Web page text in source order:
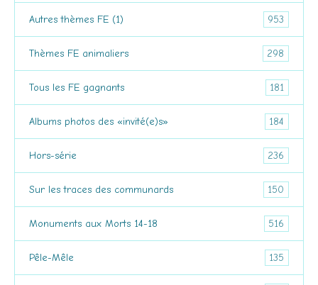
Autres thèmes FE (1) 953
Thèmes FE animaliers 298
Tous les FE gagnants 181
Albums photos des «invité(e)s» 184
Hors-série 236
Sur les traces des communards 150
Monuments aux Morts 14-18 516
Pêle-Mêle 135